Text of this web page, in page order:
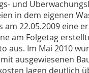
und
in dem eigenen
22.05.2009 eine
am Folgetag
aus. Im Mai 2010
ausgewiesenen
lagen deutlich